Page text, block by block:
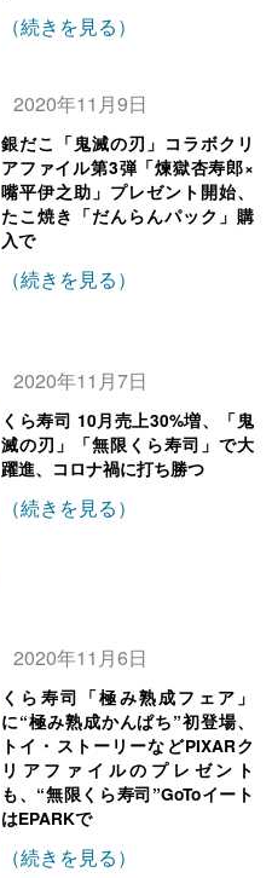
（続きを見る）
2020年11月9日
銀だこ「鬼滅の刃」コラボクリ
アファイル第3弾「煉獄杏寿郎×
嘴平伊之助」プレゼント開始、
たこ焼き「だんらんパック」購
入で
（続きを見る）
2020年11月7日
くら寿司 10月売上30%増、「鬼
滅の刃」「無限くら寿司」で大
躍進、コロナ禍に打ち勝つ
（続きを見る）
2020年11月6日
くら寿司「極み熟成フェア」
に“極み熟成かんぱち”初登場、
トイ・ストーリーなどPIXARク
リアファイルのプレゼント
も、“無限くら寿司”GoToイート
はEPARKで
（続きを見る）